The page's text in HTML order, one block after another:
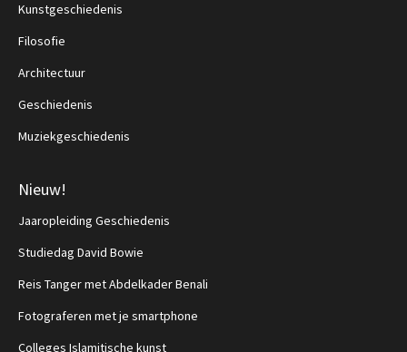
Kunstgeschiedenis
Filosofie
Architectuur
Geschiedenis
Muziekgeschiedenis
Nieuw!
Jaaropleiding Geschiedenis
Studiedag David Bowie
Reis Tanger met Abdelkader Benali
Fotograferen met je smartphone
Colleges Islamitische kunst